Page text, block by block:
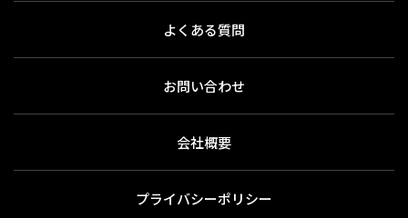
よくある質問
お問い合わせ
会社概要
プライバシーポリシー